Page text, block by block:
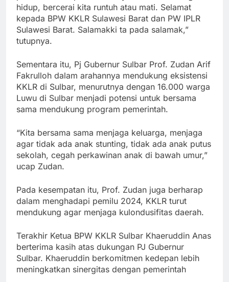
hidup, bercerai kita runtuh atau mati. Selamat
kepada BPW KKLR Sulawesi Barat dan PW IPLR
Sulawesi Barat. Salamakki ta pada salamak,”
tutupnya.
Sementara itu, Pj Gubernur Sulbar Prof. Zudan Arif
Fakrulloh dalam arahannya mendukung eksistensi
KKLR di Sulbar, menurutnya dengan 16.000 warga
Luwu di Sulbar menjadi potensi untuk bersama
sama mendukung program pemerintah.
“Kita bersama sama menjaga keluarga, menjaga
agar tidak ada anak stunting, tidak ada anak putus
sekolah, cegah perkawinan anak di bawah umur,”
ucap Zudan.
Pada kesempatan itu, Prof. Zudan juga berharap
dalam menghadapi pemilu 2024, KKLR turut
mendukung agar menjaga kulondusifitas daerah.
Terakhir Ketua BPW KKLR Sulbar Khaeruddin Anas
berterima kasih atas dukungan PJ Gubernur
Sulbar. Khaeruddin berkomitmen kedepan lebih
meningkatkan sinergitas dengan pemerintah